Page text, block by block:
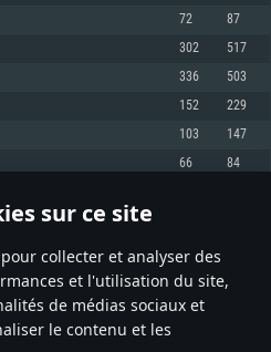
sur ce site
collecter et analyser des
et l'utilisation du site,
de médias sociaux et
le contenu et les
Intel Xeon ne sont pas supportés)
plus avec support de Metal
les derniers drivers (moins de 6 mois) /
débit
72 87
302 517
336 503
152 229
103 147
66 84
298 397